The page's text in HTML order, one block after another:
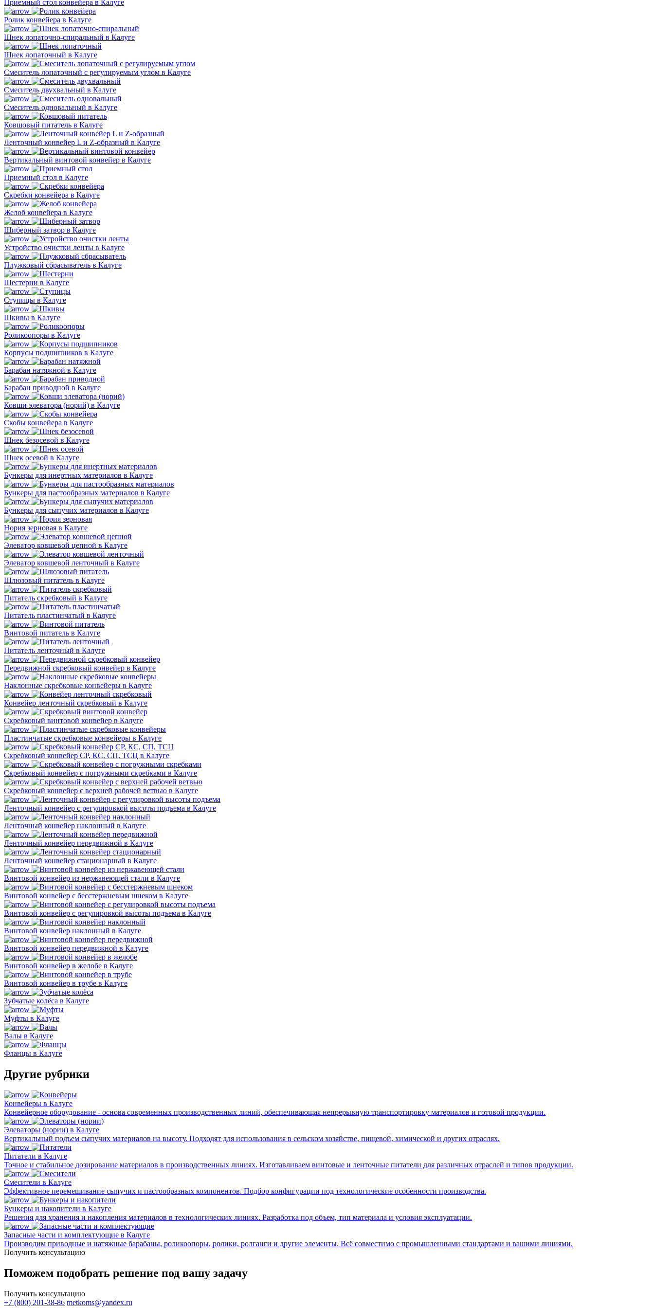
Приемный стол конвейера в Калуге
Ролик конвейера в Калуге
Шнек лопаточно-спиральный в Калуге
Шнек лопаточный в Калуге
Смеситель лопаточный с регулируемым углом в Калуге
Смеситель двухвальный в Калуге
Смеситель одновальный в Калуге
Ковшовый питатель в Калуге
Ленточный конвейер L и Z-образный в Калуге
Вертикальный винтовой конвейер в Калуге
Приемный стол в Калуге
Скребки конвейера в Калуге
Желоб конвейера в Калуге
Шиберный затвор в Калуге
Устройство очистки ленты в Калуге
Плужковый сбрасыватель в Калуге
Шестерни в Калуге
Ступицы в Калуге
Шкивы в Калуге
Роликоопоры в Калуге
Корпусы подшипников в Калуге
Барабан натяжной в Калуге
Барабан приводной в Калуге
Ковши элеватора (норий) в Калуге
Скобы конвейера в Калуге
Шнек безосевой в Калуге
Шнек осевой в Калуге
Бункеры для инертных материалов в Калуге
Бункеры для пастообразных материалов в Калуге
Бункеры для сыпучих материалов в Калуге
Нория зерновая в Калуге
Элеватор ковшевой цепной в Калуге
Элеватор ковшевой ленточный в Калуге
Шлюзовый питатель в Калуге
Питатель скребковый в Калуге
Питатель пластинчатый в Калуге
Винтовой питатель в Калуге
Питатель ленточный в Калуге
Передвижной скребковый конвейер в Калуге
Наклонные скребковые конвейеры в Калуге
Конвейер ленточный скребковый в Калуге
Скребковый винтовой конвейер в Калуге
Пластинчатые скребковые конвейеры в Калуге
Скребковый конвейер СР, КС, СП, ТСЦ в Калуге
Скребковый конвейер с погружными скребками в Калуге
Скребковый конвейер с верхней рабочей ветвью в Калуге
Ленточный конвейер с регулировкой высоты подъема в Калуге
Ленточный конвейер наклонный в Калуге
Ленточный конвейер передвижной в Калуге
Ленточный конвейер стационарный в Калуге
Винтовой конвейер из нержавеющей стали в Калуге
Винтовой конвейер с бесстержневым шнеком в Калуге
Винтовой конвейер с регулировкой высоты подъема в Калуге
Винтовой конвейер наклонный в Калуге
Винтовой конвейер передвижной в Калуге
Винтовой конвейер в желобе в Калуге
Винтовой конвейер в трубе в Калуге
Зубчатые колёса в Калуге
Муфты в Калуге
Валы в Калуге
Фланцы в Калуге
Другие рубрики
Конвейеры в Калуге
Конвейерное оборудование - основа современных производственных линий, обеспечивающая непрерывную транспортировку материалов и готовой продукции.
Элеваторы (нории) в Калуге
Вертикальный подъем сыпучих материалов на высоту. Подходят для использования в сельском хозяйстве, пищевой, химической и других отраслях.
Питатели в Калуге
Точное и стабильное дозирование материалов в производственных линиях. Изготавливаем винтовые и ленточные питатели для различных отраслей и типов продукции.
Смесители в Калуге
Эффективное перемешивание сыпучих и пастообразных компонентов. Подбор конфигурации под технологические особенности производства.
Бункеры и накопители в Калуге
Решения для хранения и накопления материалов в технологических линиях. Разработка под объем, тип материала и условия эксплуатации.
Запасные части и комплектующие в Калуге
Производим приводные и натяжные барабаны, роликоопоры, ролики, ролганги и другие элементы. Всё совместимо с промышленными стандартами и вашими линиями.
Получить консультацию
Поможем подобрать решение под вашу задачу
Получить консультацию
+7 (800) 201-38-86 metkoms@yandex.ru